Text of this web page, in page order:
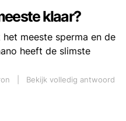
klaar?
meeste sperma en de
heeft de slimste
Bekijk volledig antwoord